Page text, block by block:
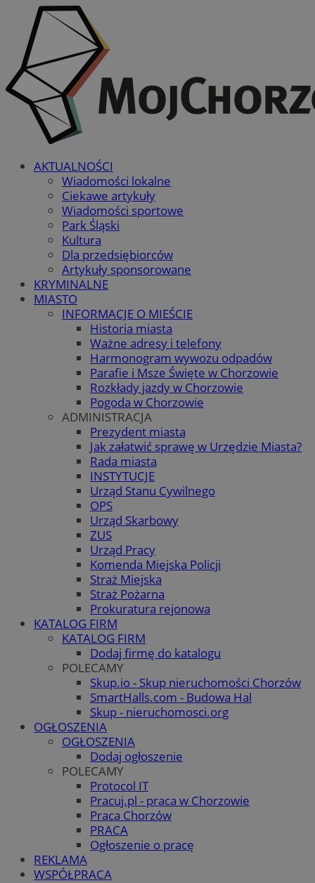
AKTUALNOŚCI
Wiadomości lokalne
Ciekawe artykuły
Wiadomości sportowe
Park Śląski
Kultura
Dla przedsiębiorców
Artykuły sponsorowane
KRYMINALNE
MIASTO
INFORMACJE O MIEŚCIE
Historia miasta
Ważne adresy i telefony
Harmonogram wywozu odpadów
Parafie i Msze Święte w Chorzowie
Rozkłady jazdy w Chorzowie
Pogoda w Chorzowie
ADMINISTRACJA
Prezydent miasta
Jak załatwić sprawę w Urzędzie Miasta?
Rada miasta
INSTYTUCJE
Urząd Stanu Cywilnego
OPS
Urząd Skarbowy
ZUS
Urząd Pracy
Komenda Miejska Policji
Straż Miejska
Straż Pożarna
Prokuratura rejonowa
KATALOG FIRM
KATALOG FIRM
Dodaj firmę do katalogu
POLECAMY
Skup.io - Skup nieruchomości Chorzów
SmartHalls.com - Budowa Hal
Skup - nieruchomosci.org
OGŁOSZENIA
OGŁOSZENIA
Dodaj ogłoszenie
POLECAMY
Protocol IT
Pracuj.pl - praca w Chorzowie
Praca Chorzów
PRACA
Ogłoszenie o pracę
REKLAMA
WSPÓŁPRACA